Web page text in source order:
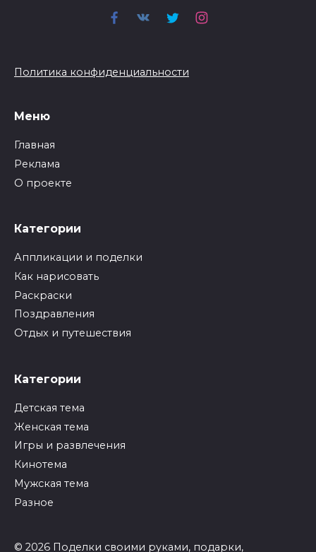
Политика конфиденциальности
Меню
Главная
Реклама
О проекте
Категории
Аппликации и поделки
Как нарисовать
Раскраски
Поздравления
Отдых и путешествия
Категории
Детская тема
Женская тема
Игры и развлечения
Кинотема
Мужская тема
Разное
© 2026 Поделки своими руками, подарки,